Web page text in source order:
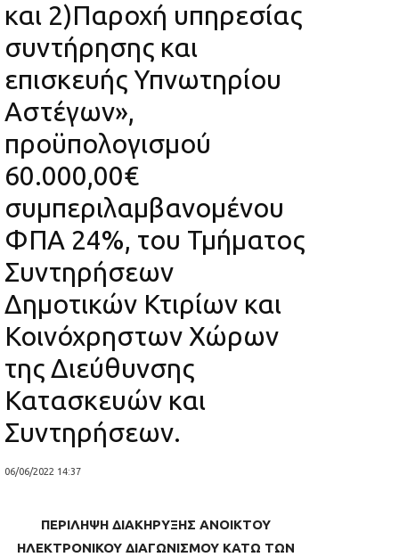
και 2)Παροχή υπηρεσίας
συντήρησης και
επισκευής Υπνωτηρίου
Αστέγων»,
προϋπολογισμού
60.000,00€
συμπεριλαμβανομένου
ΦΠΑ 24%, του Τμήματος
Συντηρήσεων
Δημοτικών Κτιρίων και
Κοινόχρηστων Χώρων
της Διεύθυνσης
Κατασκευών και
Συντηρήσεων.
06/06/2022 14:37
ΠΕΡΙΛΗΨΗ ΔΙΑΚΗΡΥΞΗΣ ΑΝΟΙΚΤΟΥ
ΗΛΕΚΤΡΟΝΙΚΟΥ ΔΙΑΓΩΝΙΣΜΟΥ KATΩ ΤΩΝ